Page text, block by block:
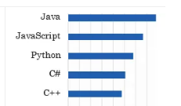
support/internet/security/anti-
け解説ページ
に記載されている）
settei/mailer/win-